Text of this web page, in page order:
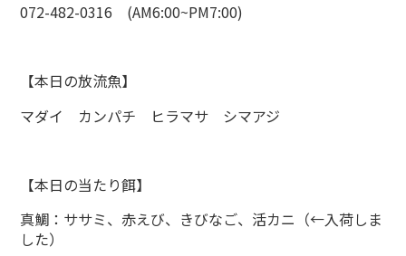
072-482-0316 (AM6:00~PM7:00)
【本日の放流魚】
マダイ カンパチ ヒラマサ シマアジ
【本日の当たり餌】
真鯛：ササミ、赤えび、きびなご、活カニ（←入荷しま
した）